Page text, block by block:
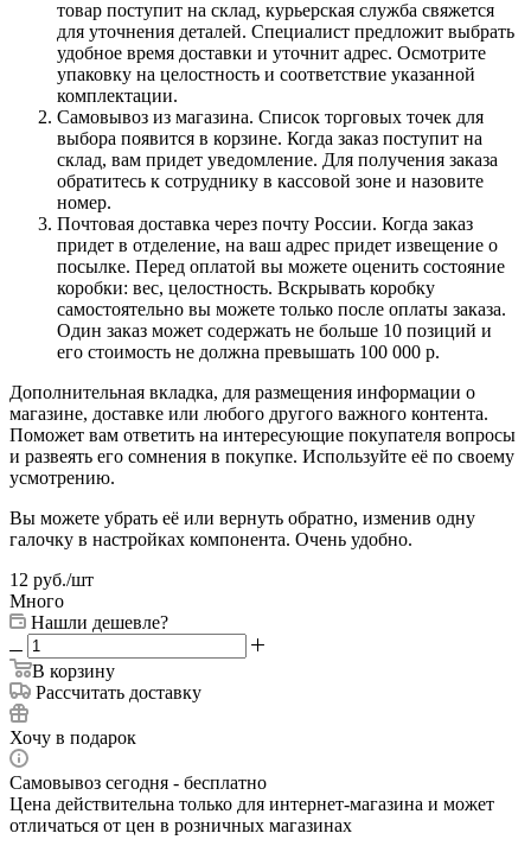
товар поступит на склад, курьерская служба свяжется
для уточнения деталей. Специалист предложит выбрать
удобное время доставки и уточнит адрес. Осмотрите
упаковку на целостность и соответствие указанной
комплектации.
Самовывоз из магазина. Список торговых точек для
выбора появится в корзине. Когда заказ поступит на
склад, вам придет уведомление. Для получения заказа
обратитесь к сотруднику в кассовой зоне и назовите
номер.
Почтовая доставка через почту России. Когда заказ
придет в отделение, на ваш адрес придет извещение о
посылке. Перед оплатой вы можете оценить состояние
коробки: вес, целостность. Вскрывать коробку
самостоятельно вы можете только после оплаты заказа.
Один заказ может содержать не больше 10 позиций и
его стоимость не должна превышать 100 000 р.
Дополнительная вкладка, для размещения информации о
магазине, доставке или любого другого важного контента.
Поможет вам ответить на интересующие покупателя вопросы
и развеять его сомнения в покупке. Используйте её по своему
усмотрению.
Вы можете убрать её или вернуть обратно, изменив одну
галочку в настройках компонента. Очень удобно.
12 руб./шт
Много
Нашли дешевле?
В корзину
Рассчитать доставку
Хочу в подарок
Самовывоз сегодня - бесплатно
Цена действительна только для интернет-магазина и может
отличаться от цен в розничных магазинах